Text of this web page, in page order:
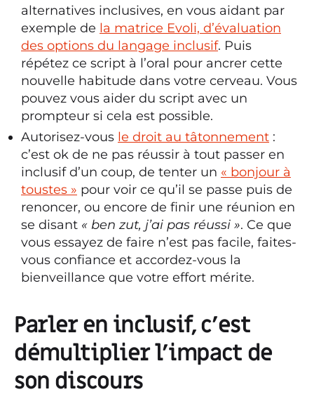
alternatives inclusives, en vous aidant par
exemple de la matrice Evoli, d’évaluation
des options du langage inclusif. Puis
répétez ce script à l’oral pour ancrer cette
nouvelle habitude dans votre cerveau. Vous
pouvez vous aider du script avec un
prompteur si cela est possible.
Autorisez-vous le droit au tâtonnement :
c’est ok de ne pas réussir à tout passer en
inclusif d’un coup, de tenter un « bonjour à
toustes » pour voir ce qu’il se passe puis de
renoncer, ou encore de finir une réunion en
se disant « ben zut, j’ai pas réussi ». Ce que
vous essayez de faire n’est pas facile, faites-
vous confiance et accordez-vous la
bienveillance que votre effort mérite.
Parler en inclusif, c’est
démultiplier l’impact de
son discours